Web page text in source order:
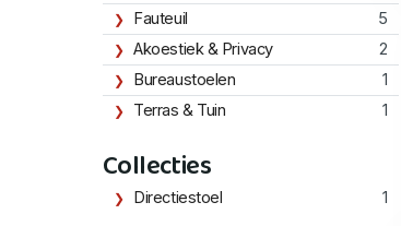
Fauteuil
5
Akoestiek & Privacy
2
Bureaustoelen
1
Terras & Tuin
1
Collecties
Directiestoel 1